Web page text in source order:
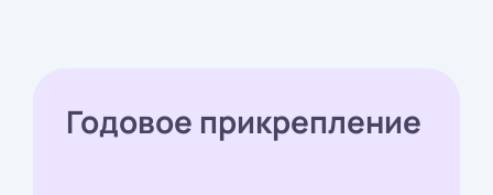
Годовое прикрепление